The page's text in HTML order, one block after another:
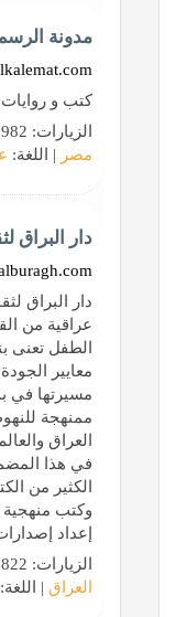
مدونة
كتب و
الزيارات: 982 | التقييم: 0 | المقيّمين: 0 | الدولة:
مصر | اللغة:
دار البراق
دار البراق
عراقية من
الطفل تعنى
معايير
ممنهجة
العراق
في هذا
الكثير من
وكتب
إعداد
الزيارات: 822 | التقييم: 0 | المقيّمين: 0 | الدولة:
العراق | اللغة: